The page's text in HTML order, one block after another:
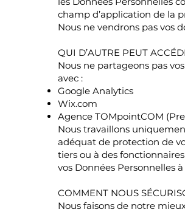
champ d’application de la
Nous ne vendrons pas vos
QUI D’AUTRE PEUT
Nous ne partageons pas
avec :
Google Analytics
Wix.com
Agence TOMpointCOM
Nous travaillons
adéquat de protection de
tiers ou à des
vos Données Personnelles
COMMENT NOUS
Nous faisons de notre